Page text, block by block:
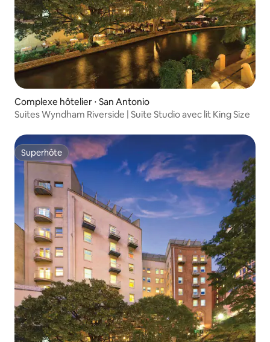
Complexe hôtelier ⋅ San Antonio
Suites Wyndham Riverside | Suite Studio avec lit King Size
Superhôte
Superhôte